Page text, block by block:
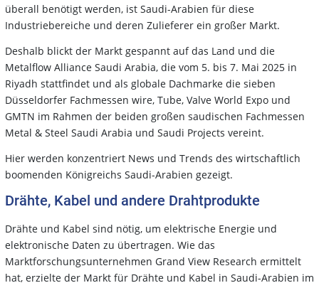
überall benötigt werden, ist Saudi-Arabien für diese
Industriebereiche und deren Zulieferer ein großer Markt.
Deshalb blickt der Markt gespannt auf das Land und die
Metalflow Alliance Saudi Arabia, die vom 5. bis 7. Mai 2025 in
Riyadh stattfindet und als globale Dachmarke die sieben
Düsseldorfer Fachmessen wire, Tube, Valve World Expo und
GMTN im Rahmen der beiden großen saudischen Fachmessen
Metal & Steel Saudi Arabia und Saudi Projects vereint.
Hier werden konzentriert News und Trends des wirtschaftlich
boomenden Königreichs Saudi-Arabien gezeigt.
Drähte, Kabel und andere Drahtprodukte
Drähte und Kabel sind nötig, um elektrische Energie und
elektronische Daten zu übertragen. Wie das
Marktforschungsunternehmen Grand View Research ermittelt
hat, erzielte der Markt für Drähte und Kabel in Saudi-Arabien im